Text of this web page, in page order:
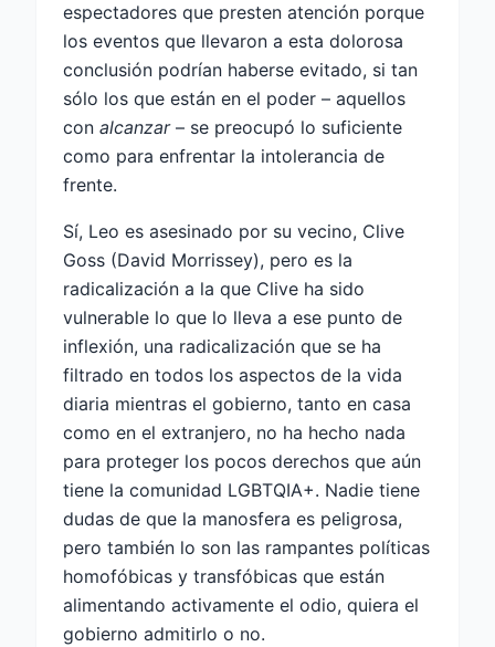
espectadores que presten atención porque
los eventos que llevaron a esta dolorosa
conclusión podrían haberse evitado, si tan
sólo los que están en el poder – aquellos
con alcanzar– se preocupó lo suficiente
como para enfrentar la intolerancia de
frente.
Sí, Leo es asesinado por su vecino, Clive
Goss (David Morrissey), pero es la
radicalización a la que Clive ha sido
vulnerable lo que lo lleva a ese punto de
inflexión, una radicalización que se ha
filtrado en todos los aspectos de la vida
diaria mientras el gobierno, tanto en casa
como en el extranjero, no ha hecho nada
para proteger los pocos derechos que aún
tiene la comunidad LGBTQIA+. Nadie tiene
dudas de que la manosfera es peligrosa,
pero también lo son las rampantes políticas
homofóbicas y transfóbicas que están
alimentando activamente el odio, quiera el
gobierno admitirlo o no.